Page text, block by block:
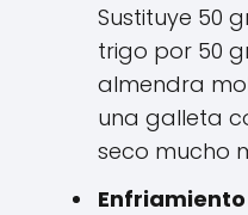
Sustituye 50
trigo por 50
almendra
una galleta
seco mucho